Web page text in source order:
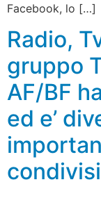
Facebook, lo […]
Radio,
gruppo
AF/BF
ed e’